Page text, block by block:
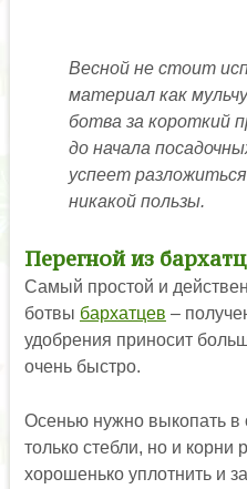
Весной не стоит
материал как
ботва за короткий
до начала
успеет
никакой пользы.
Перегной из
Самый простой и
ботвы бархатцев –
удобрения приносит
очень быстро.
Осенью нужно выкопать в
только стебли, но и корни
хорошенько уплотнить и